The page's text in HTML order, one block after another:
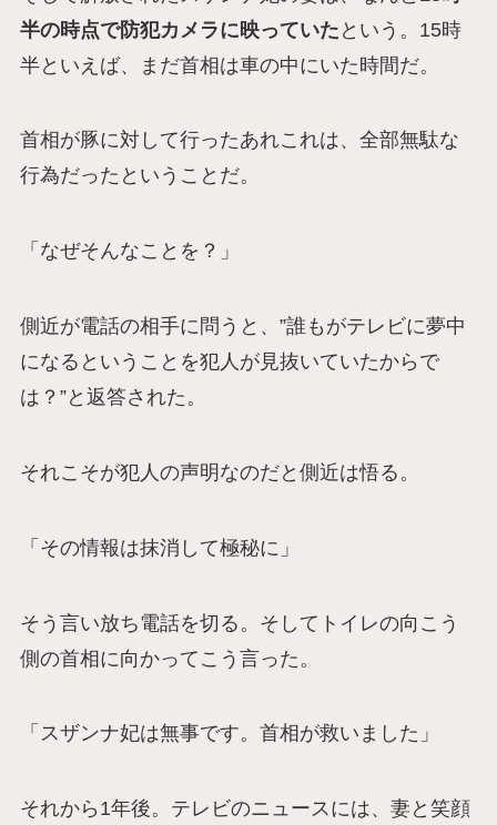
半の時点で防犯カメラに映っていた という。15時
半といえば、まだ首相は車の中にいた時間だ。
首相が豚に対して行ったあれこれは、全部無駄な
行為だったということだ。
「なぜそんなことを？」
側近が電話の相手に問うと、”誰もがテレビに夢中
になるということを犯人が見抜いていたからで
は？”と返答された。
それこそが犯人の声明なのだと側近は悟る。
「その情報は抹消して極秘に」
そう言い放ち電話を切る。そしてトイレの向こう
側の首相に向かってこう言った。
「スザンナ妃は無事です。首相が救いました」
それから1年後。テレビのニュースには、妻と笑顔